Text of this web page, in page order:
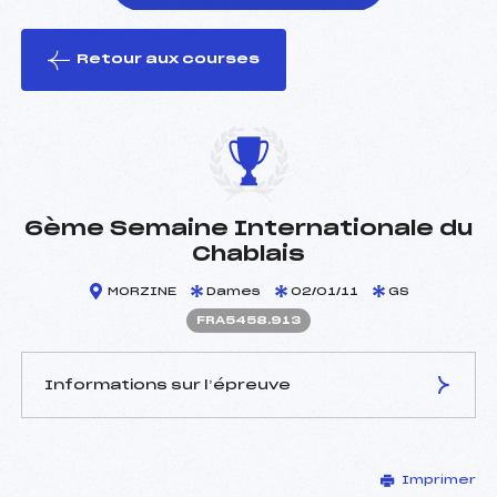
le ski
Retour aux courses
6ème Semaine Internationale du
Chablais
MORZINE Dames 02/01/11 GS
FRA5458.913
Informations sur l’épreuve
FAVRE STEPHANIE (SUI)
Imprimer